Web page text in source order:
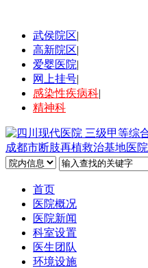
武侯院区|
高新院区|
爱婴医院|
网上挂号|
感染性疾病科|
精神科
成都市断肢再植救治基地医院
首页
医院概况
医院新闻
科室设置
医生团队
环境设施